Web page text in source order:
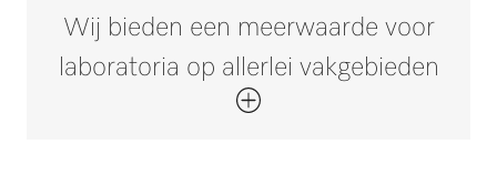
Wij bieden een meerwaarde voor
laboratoria op allerlei vakgebieden